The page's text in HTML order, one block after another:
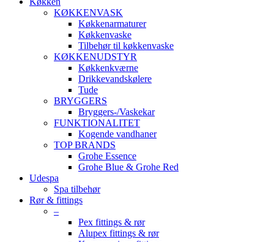
KØKKENVASK
Køkkenarmaturer
Køkkenvaske
Tilbehør til køkkenvaske
KØKKENUDSTYR
Køkkenkværne
Drikkevandskølere
Tude
BRYGGERS
Bryggers-/Vaskekar
FUNKTIONALITET
Kogende vandhaner
TOP BRANDS
Grohe Essence
Grohe Blue & Grohe Red
Udespa
Spa tilbehør
Rør & fittings
–
Pex fittings & rør
Alupex fittings & rør